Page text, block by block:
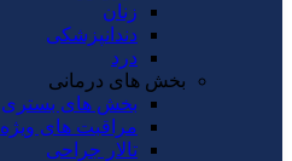
زنان
دندانپزشکی
درد
بخش های درمانی
بخش های بستری
مراقبت های ویژه
تالار جراحی